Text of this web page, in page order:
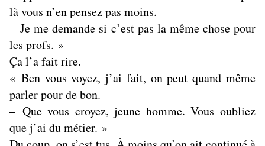
là vous n’en pensez pas moins.
– Je me demande si c’est pas la même chose pour
les profs. »
Ça l’a fait rire.
« Ben vous voyez, j’ai fait, on peut quand même
parler pour de bon.
– Que vous croyez, jeune homme. Vous oubliez
que j’ai du métier. »